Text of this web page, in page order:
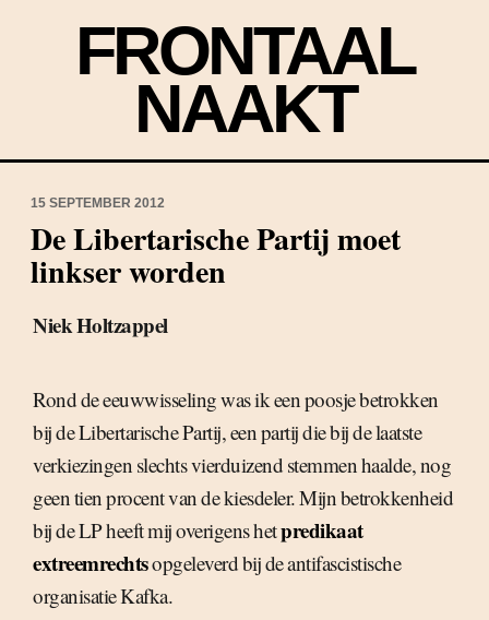
FRONTAAL
NAAKT
15 SEPTEMBER 2012
De Libertarische Partij moet
linkser worden
Niek Holtzappel
Rond de eeuwwisseling was ik een poosje betrokken
bij de Libertarische Partij, een partij die bij de laatste
verkiezingen slechts vierduizend stemmen haalde, nog
geen tien procent van de kiesdeler. Mijn betrokkenheid
bij de LP heeft mij overigens hetpredikaat
extreemrechtsopgeleverd bij de antifascistische
organisatie Kafka.